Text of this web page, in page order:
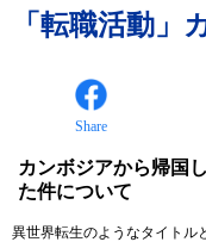
「転職活動」
Share
カンボジアから帰国
た件について
異世界転生のようなタイトル